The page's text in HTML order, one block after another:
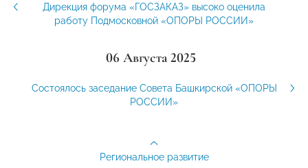
Дирекция форума «ГОСЗАКАЗ» высоко оценила
работу Подмосковной «ОПОРЫ РОССИИ»
06 Августа 2025
Состоялось заседание Совета Башкирской «ОПОРЫ
РОССИИ»
Региональное развитие